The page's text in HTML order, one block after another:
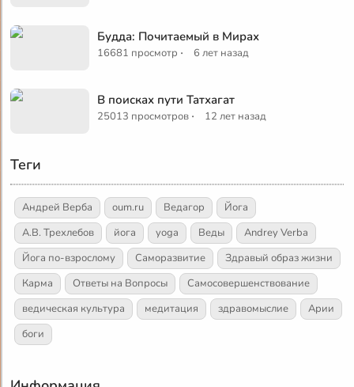
Будда: Почитаемый в Мирах
16681 просмотр · 6 лет назад
В поисках пути Татхагат
25013 просмотров · 12 лет назад
Теги
Андрей Верба oum.ru Ведагор
Йога
А.В. Трехлебов
йога yoga Веды
Andrey Verba
Йога по-взрослому
Саморазвитие
Здравый образ жизни
Карма
Ответы на Вопросы
Самосовершенствование
ведическая культура
медитация здравомыслие
Арии
боги